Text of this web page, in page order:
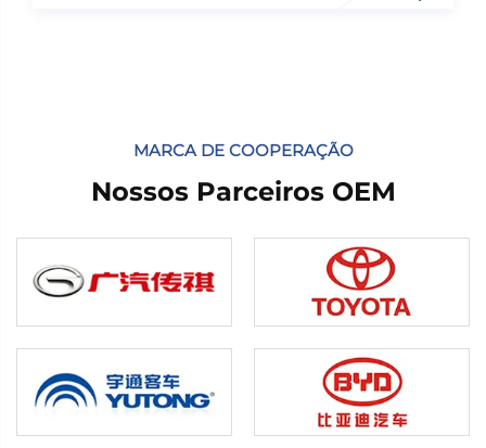
MARCA DE COOPERAÇÃO
Nossos Parceiros OEM